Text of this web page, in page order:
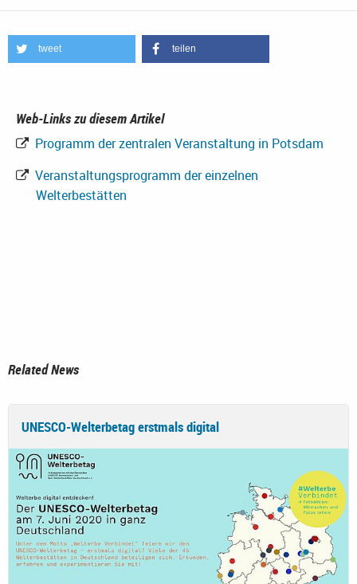
tweet teilen
Web-Links zu diesem Artikel
Programm der zentralen Veranstaltung in Potsdam
Veranstaltungsprogramm der einzelnen
Welterbestätten
Related News
UNESCO-Welterbetag erstmals digital